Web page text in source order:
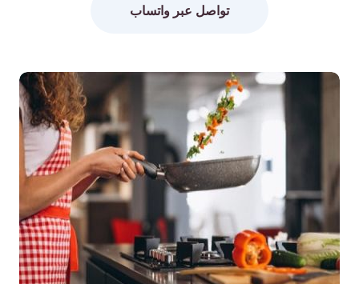
تواصل عبر واتساب